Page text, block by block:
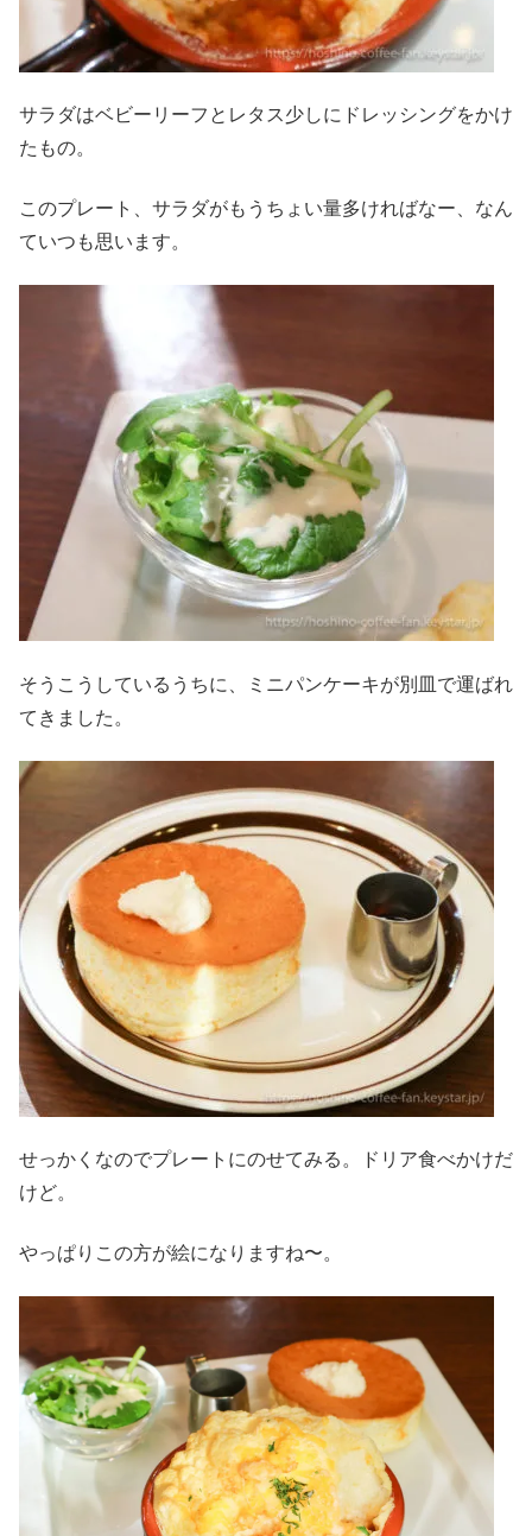
サラダはベビーリーフとレタス少しにドレッシングをかけ
たもの。
このプレート、サラダがもうちょい量多ければなー、なん
ていつも思います。
そうこうしているうちに、ミニパンケーキが別皿で運ばれ
てきました。
せっかくなのでプレートにのせてみる。ドリア食べかけだ
けど。
やっぱりこの方が絵になりますね〜。